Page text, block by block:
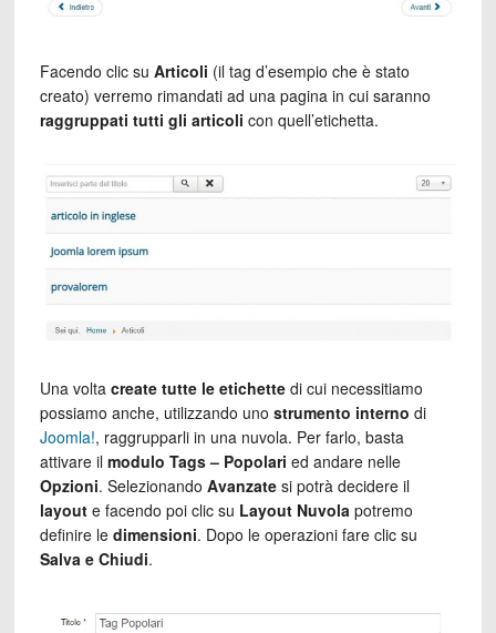
Facendo clic su Articoli (il tag d’esempio che è stato
creato) verremo rimandati ad una pagina in cui saranno
raggruppati tutti gli articoli con quell’etichetta.
Una volta create tutte le etichettedi cui necessitiamo
possiamo anche, utilizzando uno strumento interno di
Joomla!, raggrupparli in una nuvola. Per farlo, basta
attivare il modulo Tags – Popolari ed andare nelle
Opzioni. Selezionando Avanzatesi potrà decidere il
layoute facendo poi clic su Layout Nuvola potremo
definire le dimensioni. Dopo le operazioni fare clic su
Salva e Chiudi.